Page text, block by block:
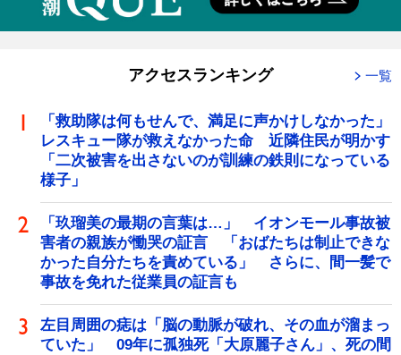
アクセスランキング 一覧
「救助隊は何もせんで、満足に声かけしなかった」
レスキュー隊が救えなかった命 近隣住民が明かす
「二次被害を出さないのが訓練の鉄則になっている
様子」
「玖瑠美の最期の言葉は…」 イオンモール事故被
害者の親族が慟哭の証言 「おばたちは制止できな
かった自分たちを責めている」 さらに、間一髪で
事故を免れた従業員の証言も
左目周囲の痣は「脳の動脈が破れ、その血が溜まっ
ていた」 09年に孤独死「大原麗子さん」、死の間